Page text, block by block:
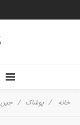
خانه / پوشاک / جین